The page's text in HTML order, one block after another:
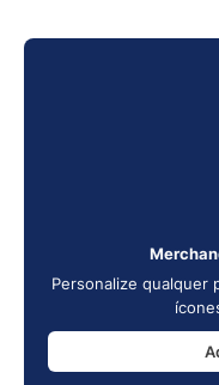
Personalize qualquer